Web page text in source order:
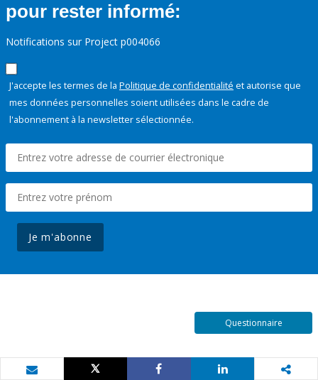
pour rester informé:
Notifications sur Project p004066
J'accepte les termes de la Politique de confidentialité et autorise que
mes données personnelles soient utilisées dans le cadre de
l'abonnement à la newsletter sélectionnée.
Je m'abonne
Questionnaire